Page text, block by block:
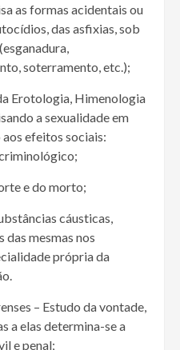
as formas acidentais ou
das asfixias, sob
soterramento, etc.);
Erotologia, Himenologia
a sexualidade em
efeitos sociais:
e do morto;
cáusticas,
das mesmas nos
própria da
– Estudo da vontade,
a elas determina-se a
e penal;